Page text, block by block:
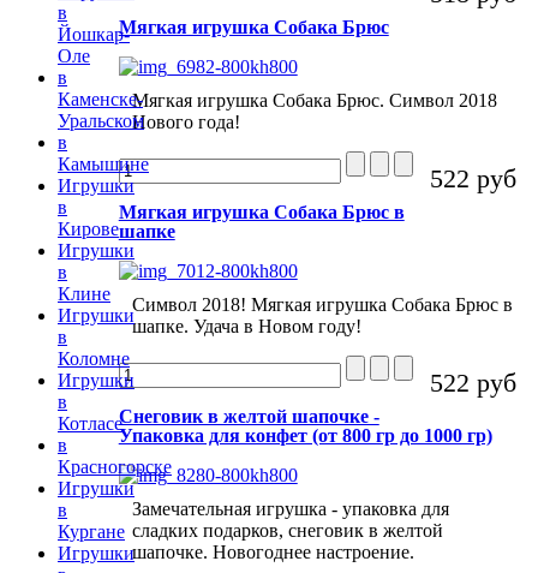
Мягкая игрушка Собака Брюс
Мягкая игрушка Собака Брюс. Символ 2018
Нового года!
522 руб
Мягкая игрушка Собака Брюс в
шапке
Символ 2018! Мягкая игрушка Собака Брюс в
шапке. Удача в Новом году!
522 руб
Снеговик в желтой шапочке -
Упаковка для конфет (от 800 гр до 1000 гр)
Замечательная игрушка - упаковка для
сладких подарков, снеговик в желтой
шапочке. Новогоднее настроение.
в
Йошкар-
Оле
в
Каменске-
Уральском
в
Камышине
Игрушки
в
Кирове
Игрушки
в
Клине
Игрушки
в
Коломне
Игрушки
в
Котласе
в
Красногорске
Игрушки
в
Кургане
Игрушки